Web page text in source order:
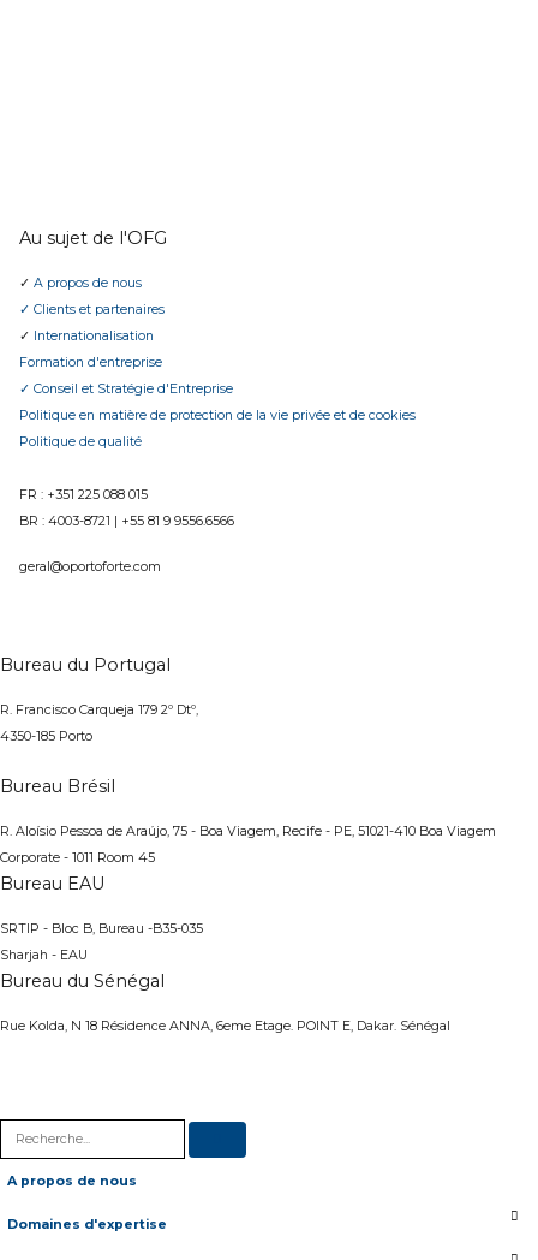
Au sujet de l'OFG
✓ A propos de nous
✓ Clients et partenaires
✓
Internationalisation
Formation d'entreprise
✓ Conseil et Stratégie d'Entreprise
Politique en matière de protection de la vie privée et de cookies
Politique de qualité
FR : +351 225 088 015
BR : 4003-8721 +55 81 9 9556.6566
geral@oportoforte.com
Bureau du Portugal
R. Francisco Carqueja 179 2º Dtº,
4350-185 Porto
Bureau Brésil
R. Aloísio Pessoa de Araújo, 75 - Boa Viagem, Recife - PE, 51021-410 Boa Viagem
Corporate - 1011 Room 45
Bureau EAU
SRTIP - Bloc B, Bureau -B35-035
Sharjah - EAU
Bureau du Sénégal
Rue Kolda, N 18 Résidence ANNA, 6eme Etage. POINT E, Dakar. Sénégal
A propos de nous
Domaines d'expertise